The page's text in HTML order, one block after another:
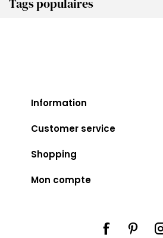
Tags populaires
Information
Customer service
Shopping
Mon compte